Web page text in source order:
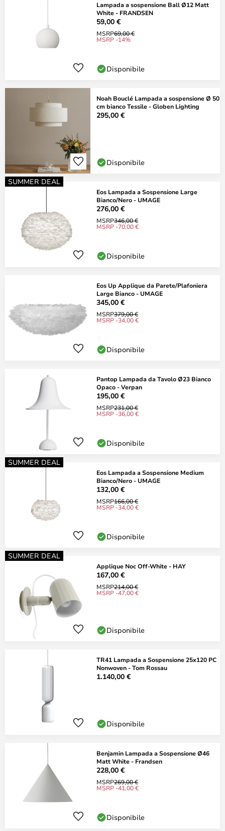
Lampada a sospensione Ball Ø12 Matt
White - FRANDSEN
59,00 €
MSRP69,00 €
MSRP -14%
Disponibile
Noah Bouclé Lampada a sospensione Ø 50
cm bianco Tessile - Globen Lighting
295,00 €
Disponibile
SUMMER DEAL
Eos Lampada a Sospensione Large
Bianco/Nero - UMAGE
276,00 €
MSRP346,00 €
MSRP -70,00 €
Disponibile
Eos Up Applique da Parete/Plafoniera
Large Bianco - UMAGE
345,00 €
MSRP379,00 €
MSRP -34,00 €
Disponibile
Pantop Lampada da Tavolo Ø23 Bianco
Opaco - Verpan
195,00 €
MSRP231,00 €
MSRP -36,00 €
Disponibile
SUMMER DEAL
Eos Lampada a Sospensione Medium
Bianco/Nero - UMAGE
132,00 €
MSRP166,00 €
MSRP -34,00 €
Disponibile
SUMMER DEAL
Applique Noc Off-White - HAY
167,00 €
MSRP214,00 €
MSRP -47,00 €
Disponibile
TR41 Lampada a Sospensione 25x120 PC
Nonwoven - Tom Rossau
1.140,00 €
Disponibile
Benjamin Lampada a Sospensione Ø46
Matt White - Frandsen
228,00 €
MSRP269,00 €
MSRP -41,00 €
Disponibile